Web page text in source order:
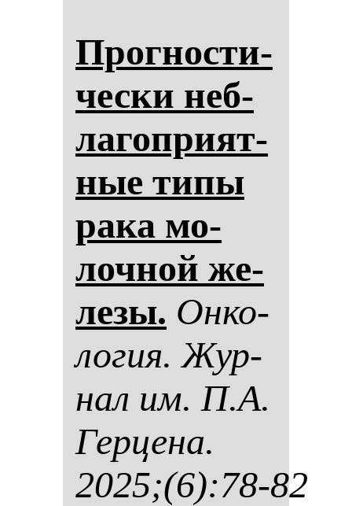
Прог­нос­ти­
чес­ки неб­
ла­гоп­ри­ят­
ные ти­пы
ра­ка мо­
лоч­ной же­
ле­зы. Он­ко­
ло­гия. Жур­
нал им. П.А.
Гер­це­на.
2025;(6):78-82